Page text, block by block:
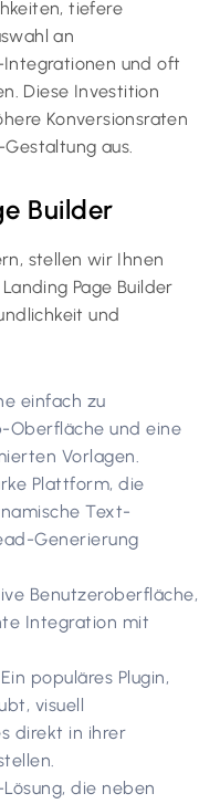
tiefere
an
Integrationen und oft
Diese Investition
Konversionsraten
aus.
Builder
stellen wir Ihnen
Page Builder
und
einfach zu
Oberfläche und eine
Vorlagen.
Plattform, die
Text-
Generierung
Benutzeroberfläche,
Integration mit
Ein populäres Plugin,
visuell
direkt in ihrer
die neben